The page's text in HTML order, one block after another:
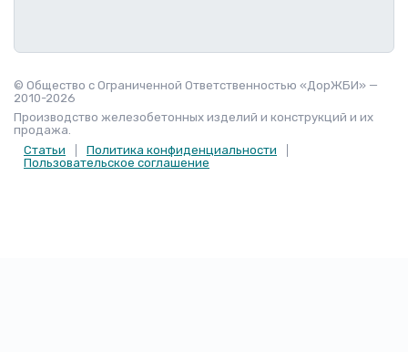
© Общество с Ограниченной Ответственностью «ДорЖБИ» —
2010-2026
Производство железобетонных изделий и конструкций и их
продажа.
Статьи
Политика конфиденциальности
Пользовательское соглашение